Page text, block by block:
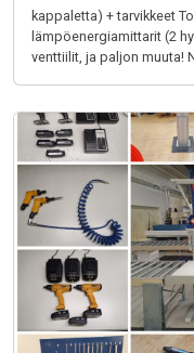
kappaletta) + tarvikkeet
lämpöenergiamittarit (2
venttiilit, ja paljon muuta!